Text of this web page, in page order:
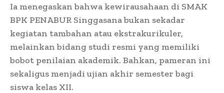
Ia menegaskan bahwa kewirausahaan di SMAK
BPK PENABUR Singgasana bukan sekadar
kegiatan tambahan atau ekstrakurikuler,
melainkan bidang studi resmi yang memiliki
bobot penilaian akademik. Bahkan, pameran ini
sekaligus menjadi ujian akhir semester bagi
siswa kelas XII.